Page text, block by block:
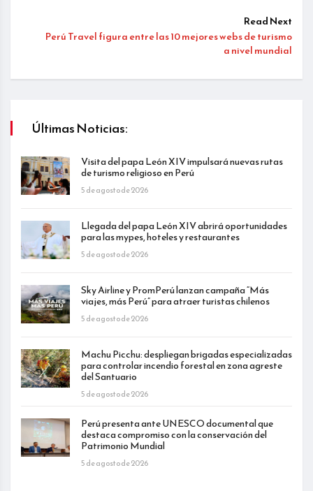
Read Next
Perú Travel figura entre las 10 mejores webs de turismo
a nivel mundial
Últimas Noticias:
Visita del papa León XIV impulsará nuevas rutas
de turismo religioso en Perú
5 de agosto de 2026
Llegada del papa León XIV abrirá oportunidades
para las mypes, hoteles y restaurantes
5 de agosto de 2026
Sky Airline y PromPerú lanzan campaña “Más
viajes, más Perú” para atraer turistas chilenos
5 de agosto de 2026
Machu Picchu: despliegan brigadas especializadas
para controlar incendio forestal en zona agreste
del Santuario
5 de agosto de 2026
Perú presenta ante UNESCO documental que
destaca compromiso con la conservación del
Patrimonio Mundial
5 de agosto de 2026